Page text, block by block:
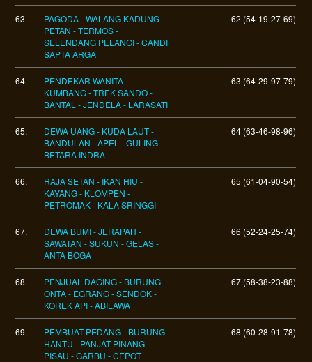
63.
PAGODA - WALANG KADUNG -
PETAN - TERMOS -
SELENDANG PELANGI - CANDI
SAPTA ARGA
62 (54-19-27-69)
64.
PENDEKAR WANITA -
KUMBANG - TREK SANDO -
BANTAL - JENDELA - LARASATI
63 (64-29-97-79)
65.
DEWA UANG - KUDA LAUT -
BANDULAN - APEL - GULING -
BETARA INDRA
64 (63-46-98-96)
66.
RAJA SETAN - IKAN HIU -
KAYANG - KLOMPEN -
PETROMAK - KALA SRINGGI
65 (61-04-90-54)
67.
DEWA BUMI - JERAPAH -
SAWATAN - SUKUN - GELAS -
ANTA BOGA
66 (52-24-25-74)
68.
PENJUAL DAGING - BURUNG
ONTA - EGRANG - SENDOK -
KOREK API - ABILAWA
67 (58-38-23-88)
69.
PEMBUAT PEDANG - BURUNG
HANTU - PANJAT PINANG -
PISAU - GARBU - CEPOT
68 (60-28-91-78)